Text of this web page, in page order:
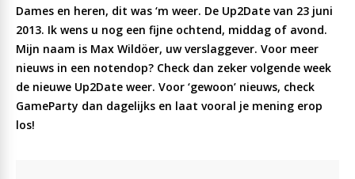
Dames en heren, dit was ‘m weer. De Up2Date van 23 juni
2013. Ik wens u nog een fijne ochtend, middag of avond.
Mijn naam is Max Wildöer, uw verslaggever. Voor meer
nieuws in een notendop? Check dan zeker volgende week
de nieuwe Up2Date weer. Voor ‘gewoon’ nieuws, check
GameParty dan dagelijks en laat vooral je mening erop
los!